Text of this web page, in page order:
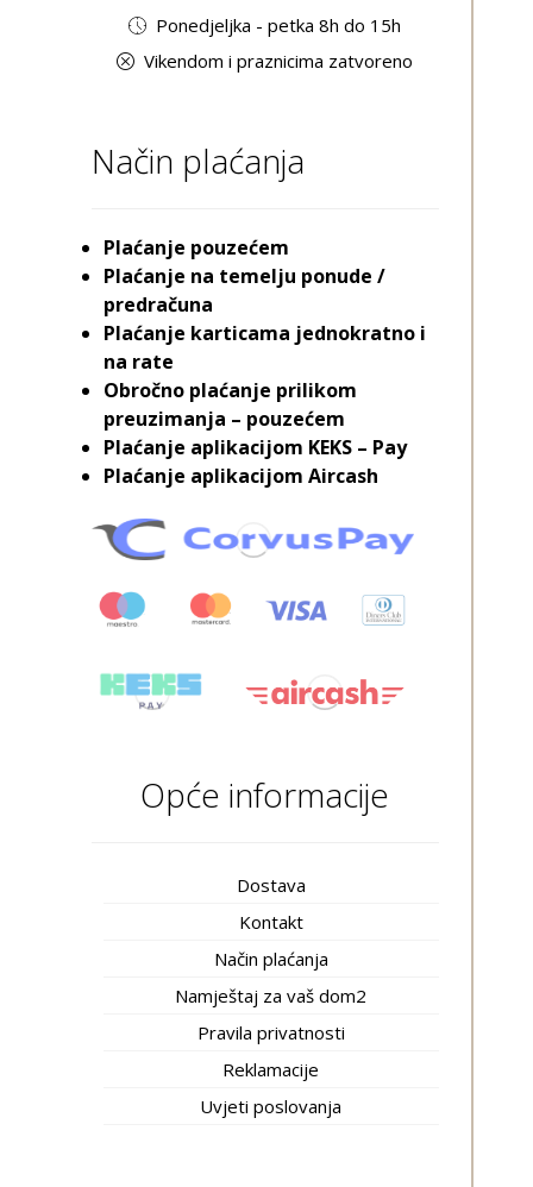
Ponedjeljka - petka 8h do 15h
Vikendom i praznicima zatvoreno
Način plaćanja
Plaćanje pouzećem
Plaćanje na temelju ponude /
predračuna
Plaćanje karticama jednokratno i
na rate
Obročno plaćanje prilikom
preuzimanja – pouzećem
Plaćanje aplikacijom KEKS – Pay
Plaćanje aplikacijom Aircash
Opće informacije
Dostava
Kontakt
Način plaćanja
Namještaj za vaš dom2
Pravila privatnosti
Reklamacije
Uvjeti poslovanja